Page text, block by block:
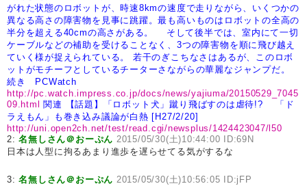
がれた状態のロボットが、時速8kmの速度で走りながら、いくつかの
異なる高さの障害物を見事に跳躍。最も高いものはロボットの全高の
半分を超える40cmの高さがある。
そして後半では、室内にて一切
ケーブルなどの補助を受けることなく、3つの障害物を順に飛び越え
ていく様が捉えられている。
若干のぎこちなさはあるが、このロボ
ットがモチーフとしているチーターさながらの華麗なジャンプだ。
続き PCWatch
http://pc.watch.impress.co.jp/docs/news/yajiuma/20150529_7045
09.html
関連
【話題】「ロボット犬」蹴り飛ばすのは虐待!? 「ド
ラえもん」も巻き込み議論が白熱 [H27/2/20]
http://uni.open2ch.net/test/read.cgi/newsplus/1424423047/l50
2:名無しさん＠おーぷん 2015/05/30(土)10:44:00 ID:69N
日本は人型に拘るあまり進歩を遅らせてる気がするな
3:名無しさん＠おーぷん 2015/05/30(土)10:56:05 ID:jFP